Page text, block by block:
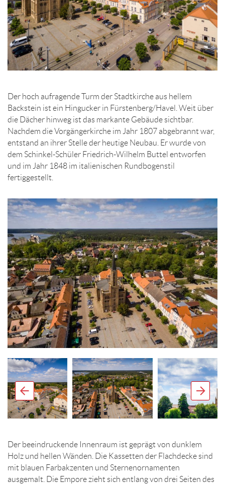
Der hoch aufragende Turm der Stadtkirche aus hellem
Backstein ist ein Hingucker in Fürstenberg/Havel. Weit über
die Dächer hinweg ist das markante Gebäude sichtbar.
Nachdem die Vorgängerkirche im Jahr 1807 abgebrannt war,
entstand an ihrer Stelle der heutige Neubau. Er wurde von
dem Schinkel-Schüler Friedrich-Wilhelm Buttel entworfen
und im Jahr 1848 im italienischen Rundbogenstil
fertiggestellt.
Der beeindruckende Innenraum ist geprägt von dunklem
Holz und hellen Wänden. Die Kassetten der Flachdecke sind
mit blauen Farbakzenten und Sternenornamenten
ausgemalt. Die Empore zieht sich entlang von drei Seiten des